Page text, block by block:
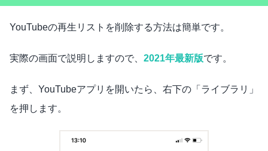
YouTubeの再生リストを削除する方法は簡単です。
実際の画面で説明しますので、 2021年最新版です。
まず、YouTubeアプリを開いたら、右下の「ライブラリ」
を押します。